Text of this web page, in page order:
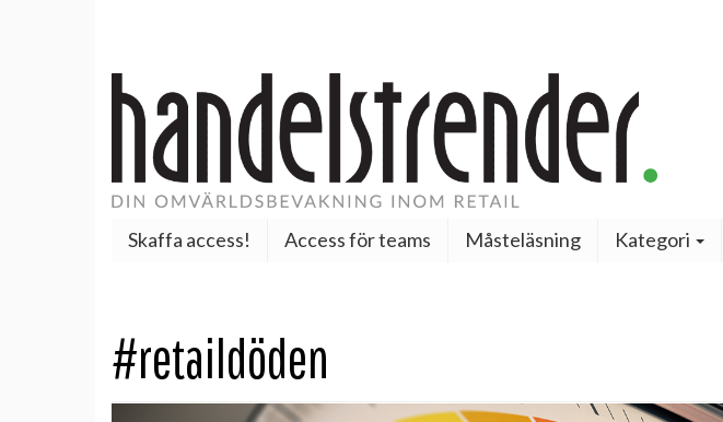
Skaffa access! Access för teams Måsteläsning Kategori
#retaildöden